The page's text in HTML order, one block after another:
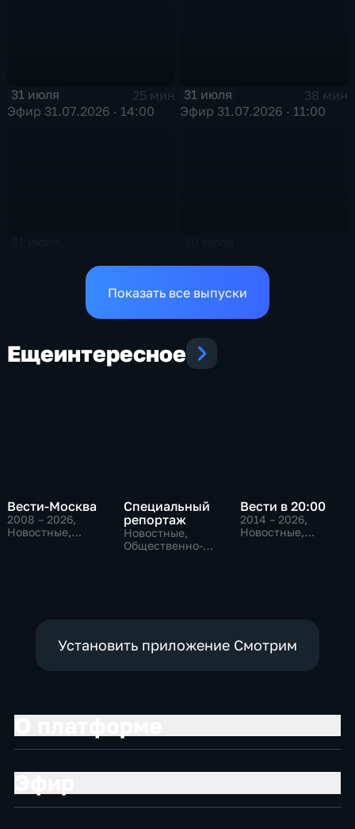
31 июля
25 мин
Эфир 31.07.2026 · 14:00
31 июля
38 мин
Эфир 31.07.2026 · 11:00
Показать все выпуски
Ещеинтересное
Вести-Москва
2008 – 2026,
Новостные,
Специальный
репортаж
Новостные,
Общественно-
Вести в 20:00
2014 – 2026,
Новостные,
Установить приложение Смотрим